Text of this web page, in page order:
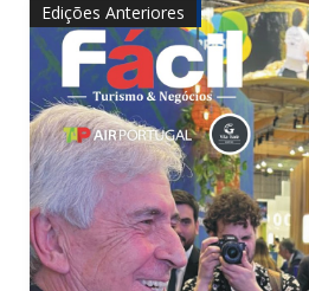
Edições Anteriores